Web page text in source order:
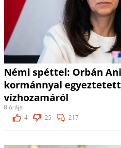
Némi spéttel: Orbán
kormánnyal
vízhozamáról
8 órája
4
25 217